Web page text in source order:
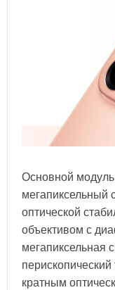
Основной
мегапиксельный
оптической
объективом с
мегапиксельная
кратным